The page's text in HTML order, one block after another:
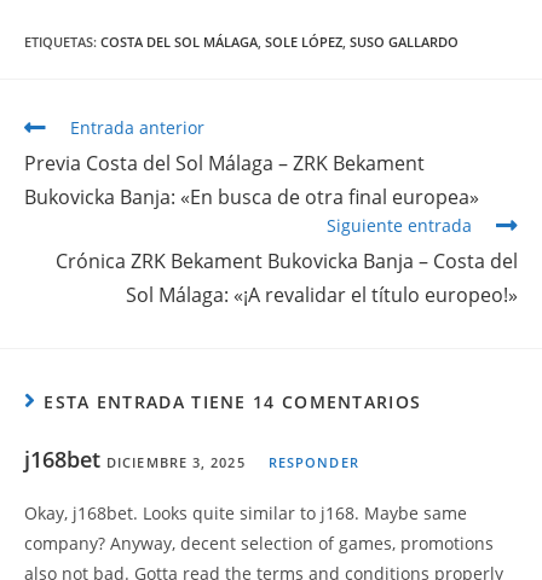
ETIQUETAS: COSTA DEL SOL MÁLAGA, SOLE LÓPEZ, SUSO GALLARDO
Entrada anterior
Previa Costa del Sol Málaga – ZRK Bekament
Bukovicka Banja: «En busca de otra final europea»
Siguiente entrada
Crónica ZRK Bekament Bukovicka Banja – Costa del
Sol Málaga: «¡A revalidar el título europeo!»
ESTA ENTRADA TIENE 14 COMENTARIOS
j168bet DICIEMBRE 3, 2025 RESPONDER
Okay, j168bet. Looks quite similar to j168. Maybe same
company? Anyway, decent selection of games, promotions
also not bad. Gotta read the terms and conditions properly